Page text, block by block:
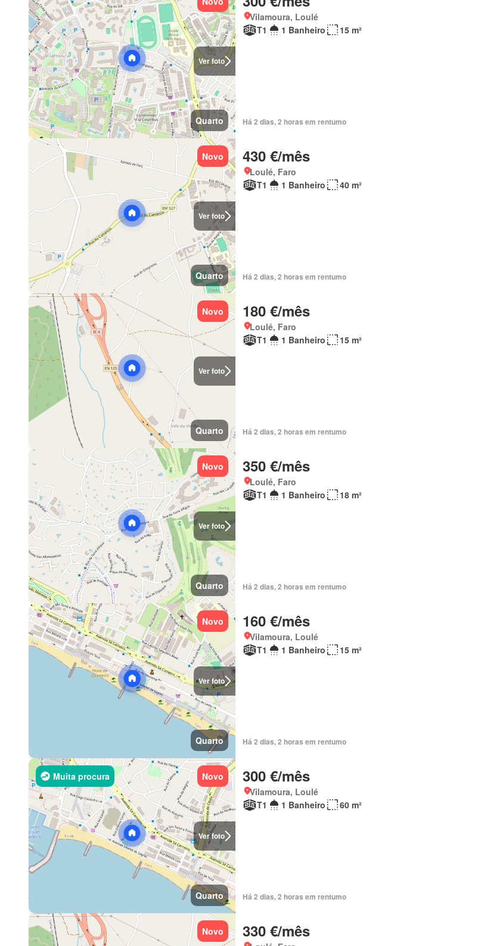
Ver foto
Quarto
Vilamoura, Loulé
T1
1 Banheiro 15 m²
Há 2 dias, 2 horas em rentumo
Ver foto
Novo
Quarto
430 €/mês
Loulé, Faro
T1
1 Banheiro 40 m²
Há 2 dias, 2 horas em rentumo
Ver foto
Novo
Quarto
180 €/mês
Loulé, Faro
T1
1 Banheiro 15 m²
Há 2 dias, 2 horas em rentumo
Ver foto
Novo
Quarto
350 €/mês
Loulé, Faro
T1
1 Banheiro 18 m²
Há 2 dias, 2 horas em rentumo
Ver foto
Novo
Quarto
160 €/mês
Vilamoura, Loulé
T1
1 Banheiro 15 m²
Há 2 dias, 2 horas em rentumo
Ver foto
Muita procura Novo
Quarto
300 €/mês
Vilamoura, Loulé
T1
1 Banheiro 60 m²
Há 2 dias, 2 horas em rentumo
Novo 330 €/mês